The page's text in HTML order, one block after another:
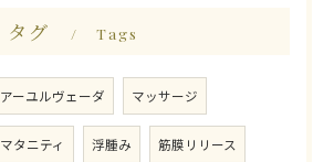
タグ Tags
アーユルヴェーダ マッサージ
マタニティ 浮腫み 筋膜リリース